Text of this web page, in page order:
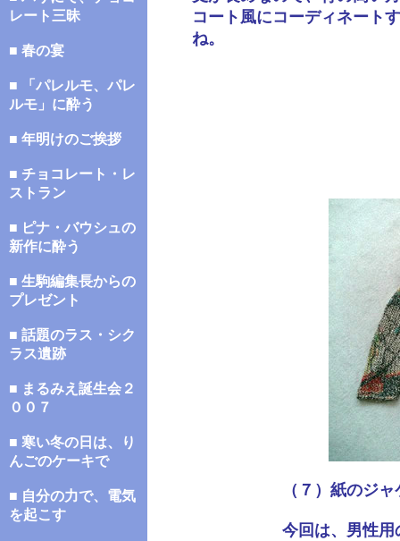
レート三昧
■ 春の宴
■ 「パレルモ、パレ
ルモ」に酔う
■ 年明けのご挨拶
■ チョコレート・レ
ストラン
■ ピナ・バウシュの
新作に酔う
■ 生駒編集長からの
プレゼント
■ 話題のラス・シク
ラス遺跡
■ まるみえ誕生会２
００７
■ 寒い冬の日は、り
んごのケーキで
■ 自分の力で、電気
を起こす
コート風にコーディネート
ね。
（７）紙のジ
今回は、男性